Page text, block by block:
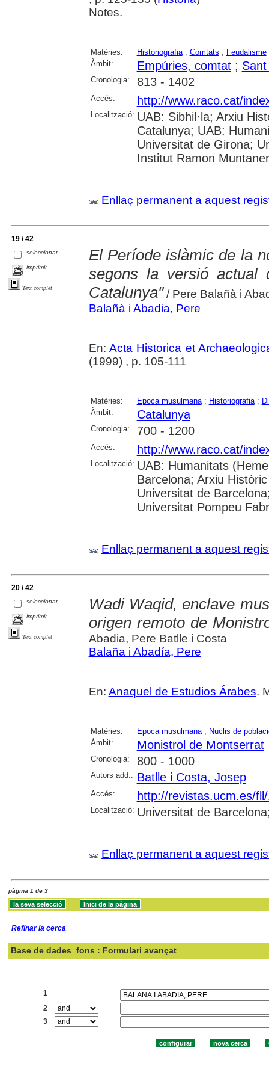
Notes.
Matèries: Historiografia; Comtats ; Feudalisme
Àmbit:
Empúries, comtat;
Cronologia: 813 - 1402
Accés: http://www.raco.cat/
Localització: UAB: Sibhil·la; Arxiu
Catalunya; UAB:
Universitat de Girona;
Institut Ramon Muntaner
Enllaç permanent a aquest
19 / 42
seleccionar
imprimir
Text complet
El Període islàmic de la
segons la versió actual
Catalunya"/ Pere Balañà i
Balañà i Abadia, Pere
En: Acta Historica et
(1999) , p. 105-111
Matèries: Epoca musulmana; Historiografia;
Àmbit:
Catalunya
Cronologia: 700 - 1200
Accés: http://www.raco.cat/
Localització: UAB: Humanitats
Barcelona; Arxiu
Universitat de
Universitat Pompeu
Enllaç permanent a aquest
20 / 42
seleccionar
imprimir
Text complet
Wadi Waqid, enclave
origen remoto de
Abadia, Pere Batlle i Costa
Balaña i Abadía, Pere
En: Anaquel de Estudios Árabes.
Matèries: Epoca musulmana; Nuclis de
Àmbit:
Monistrol de Montserrat
Cronologia: 800 - 1000
Autors add.: Batlle i Costa, Josep
Accés: http://revistas.ucm.es/
Localització: Universitat de
Enllaç permanent a aquest
pàgina 1 de 3
Refinar la cerca
Base de dades fons : Formulari avançat
1
2
3